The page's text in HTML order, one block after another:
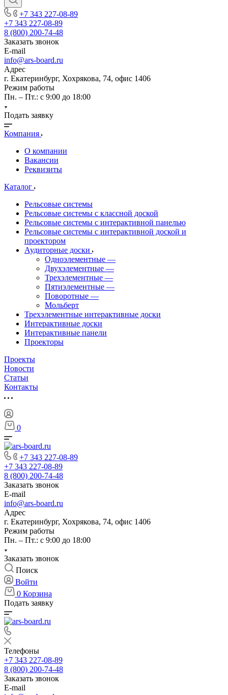
+7 343 227-08-89
+7 343 227-08-89
8 (800) 200-74-48
Заказать звонок
E-mail
info@ars-board.ru
Адрес
г. Екатеринбург, Хохрякова, 74, офис 1406
Режим работы
Пн. – Пт.: с 9:00 до 18:00
Подать заявку
Компания
О компании
Вакансии
Реквизиты
Каталог
Рельсовые системы
Рельсовые системы с классной доской
Рельсовые системы с интерактивной панелью
Рельсовые системы с интерактивной доской и
проектором
Аудиторные доски
Одноэлементные —
Двухэлементные —
Трехэлементные —
Пятиэлементные —
Поворотные —
Мольберт
Трехэлементные интерактивные доски
Интерактивные доски
Интерактивные панели
Проекторы
Проекты
Новости
Статьи
Контакты
0
+7 343 227-08-89
+7 343 227-08-89
8 (800) 200-74-48
Заказать звонок
E-mail
info@ars-board.ru
Адрес
г. Екатеринбург, Хохрякова, 74, офис 1406
Режим работы
Пн. – Пт.: с 9:00 до 18:00
Заказать звонок
Поиск
Войти
0 Корзина
Подать заявку
Телефоны
+7 343 227-08-89
8 (800) 200-74-48
Заказать звонок
E-mail